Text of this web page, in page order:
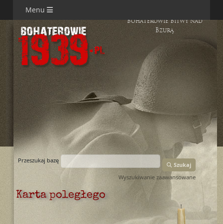
Menu
Bohaterowie Bitwy nad
Bzurą
Przeszukaj bazę
Szukaj
Wyszukiwanie zaawansowane
Karta poległego